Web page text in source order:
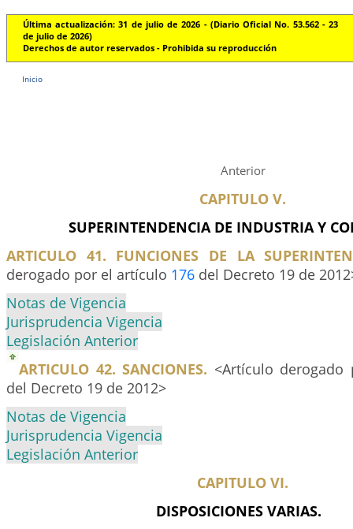
Última actualización: 31 de julio de 2026 - (Diario Oficial No. 53.562 - 23
de julio de 2026)
Derechos de autor reservados - Prohibida su reproducción
Inicio
Anterior
CAPITULO V.
SUPERINTENDENCIA DE INDUSTRIA Y
ARTICULO 41. FUNCIONES DE LA
derogado por el artículo 176 del Decreto 19 de
Notas de Vigencia
Jurisprudencia Vigencia
Legislación Anterior
ARTICULO 42. SANCIONES. <Artículo
del Decreto 19 de 2012>
Notas de Vigencia
Jurisprudencia Vigencia
Legislación Anterior
CAPITULO VI.
DISPOSICIONES VARIAS.